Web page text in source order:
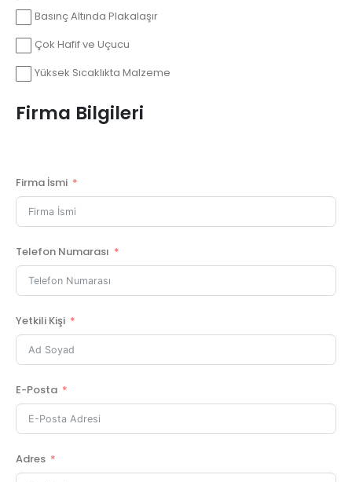
Basınç Altında Plakalaşır
Çok Hafif ve Uçucu
Yüksek Sıcaklıkta Malzeme
Firma Bilgileri
Firma İsmi
Telefon Numarası
Yetkili Kişi
E-Posta
Adres